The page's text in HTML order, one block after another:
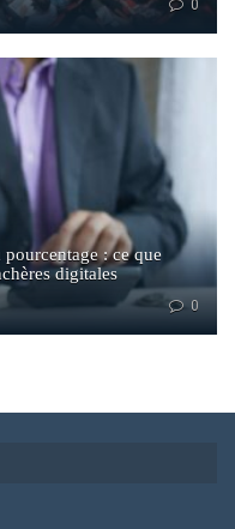
0
: ce que
digitales
0